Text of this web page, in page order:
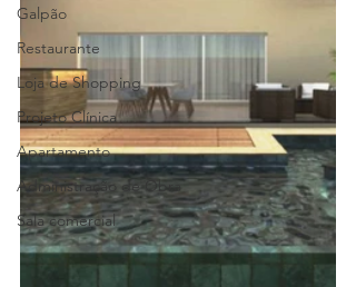
Galpão
Restaurante
Loja de Shopping
Projeto Clínica
Apartamento
Administração de Obra
Sala comercial